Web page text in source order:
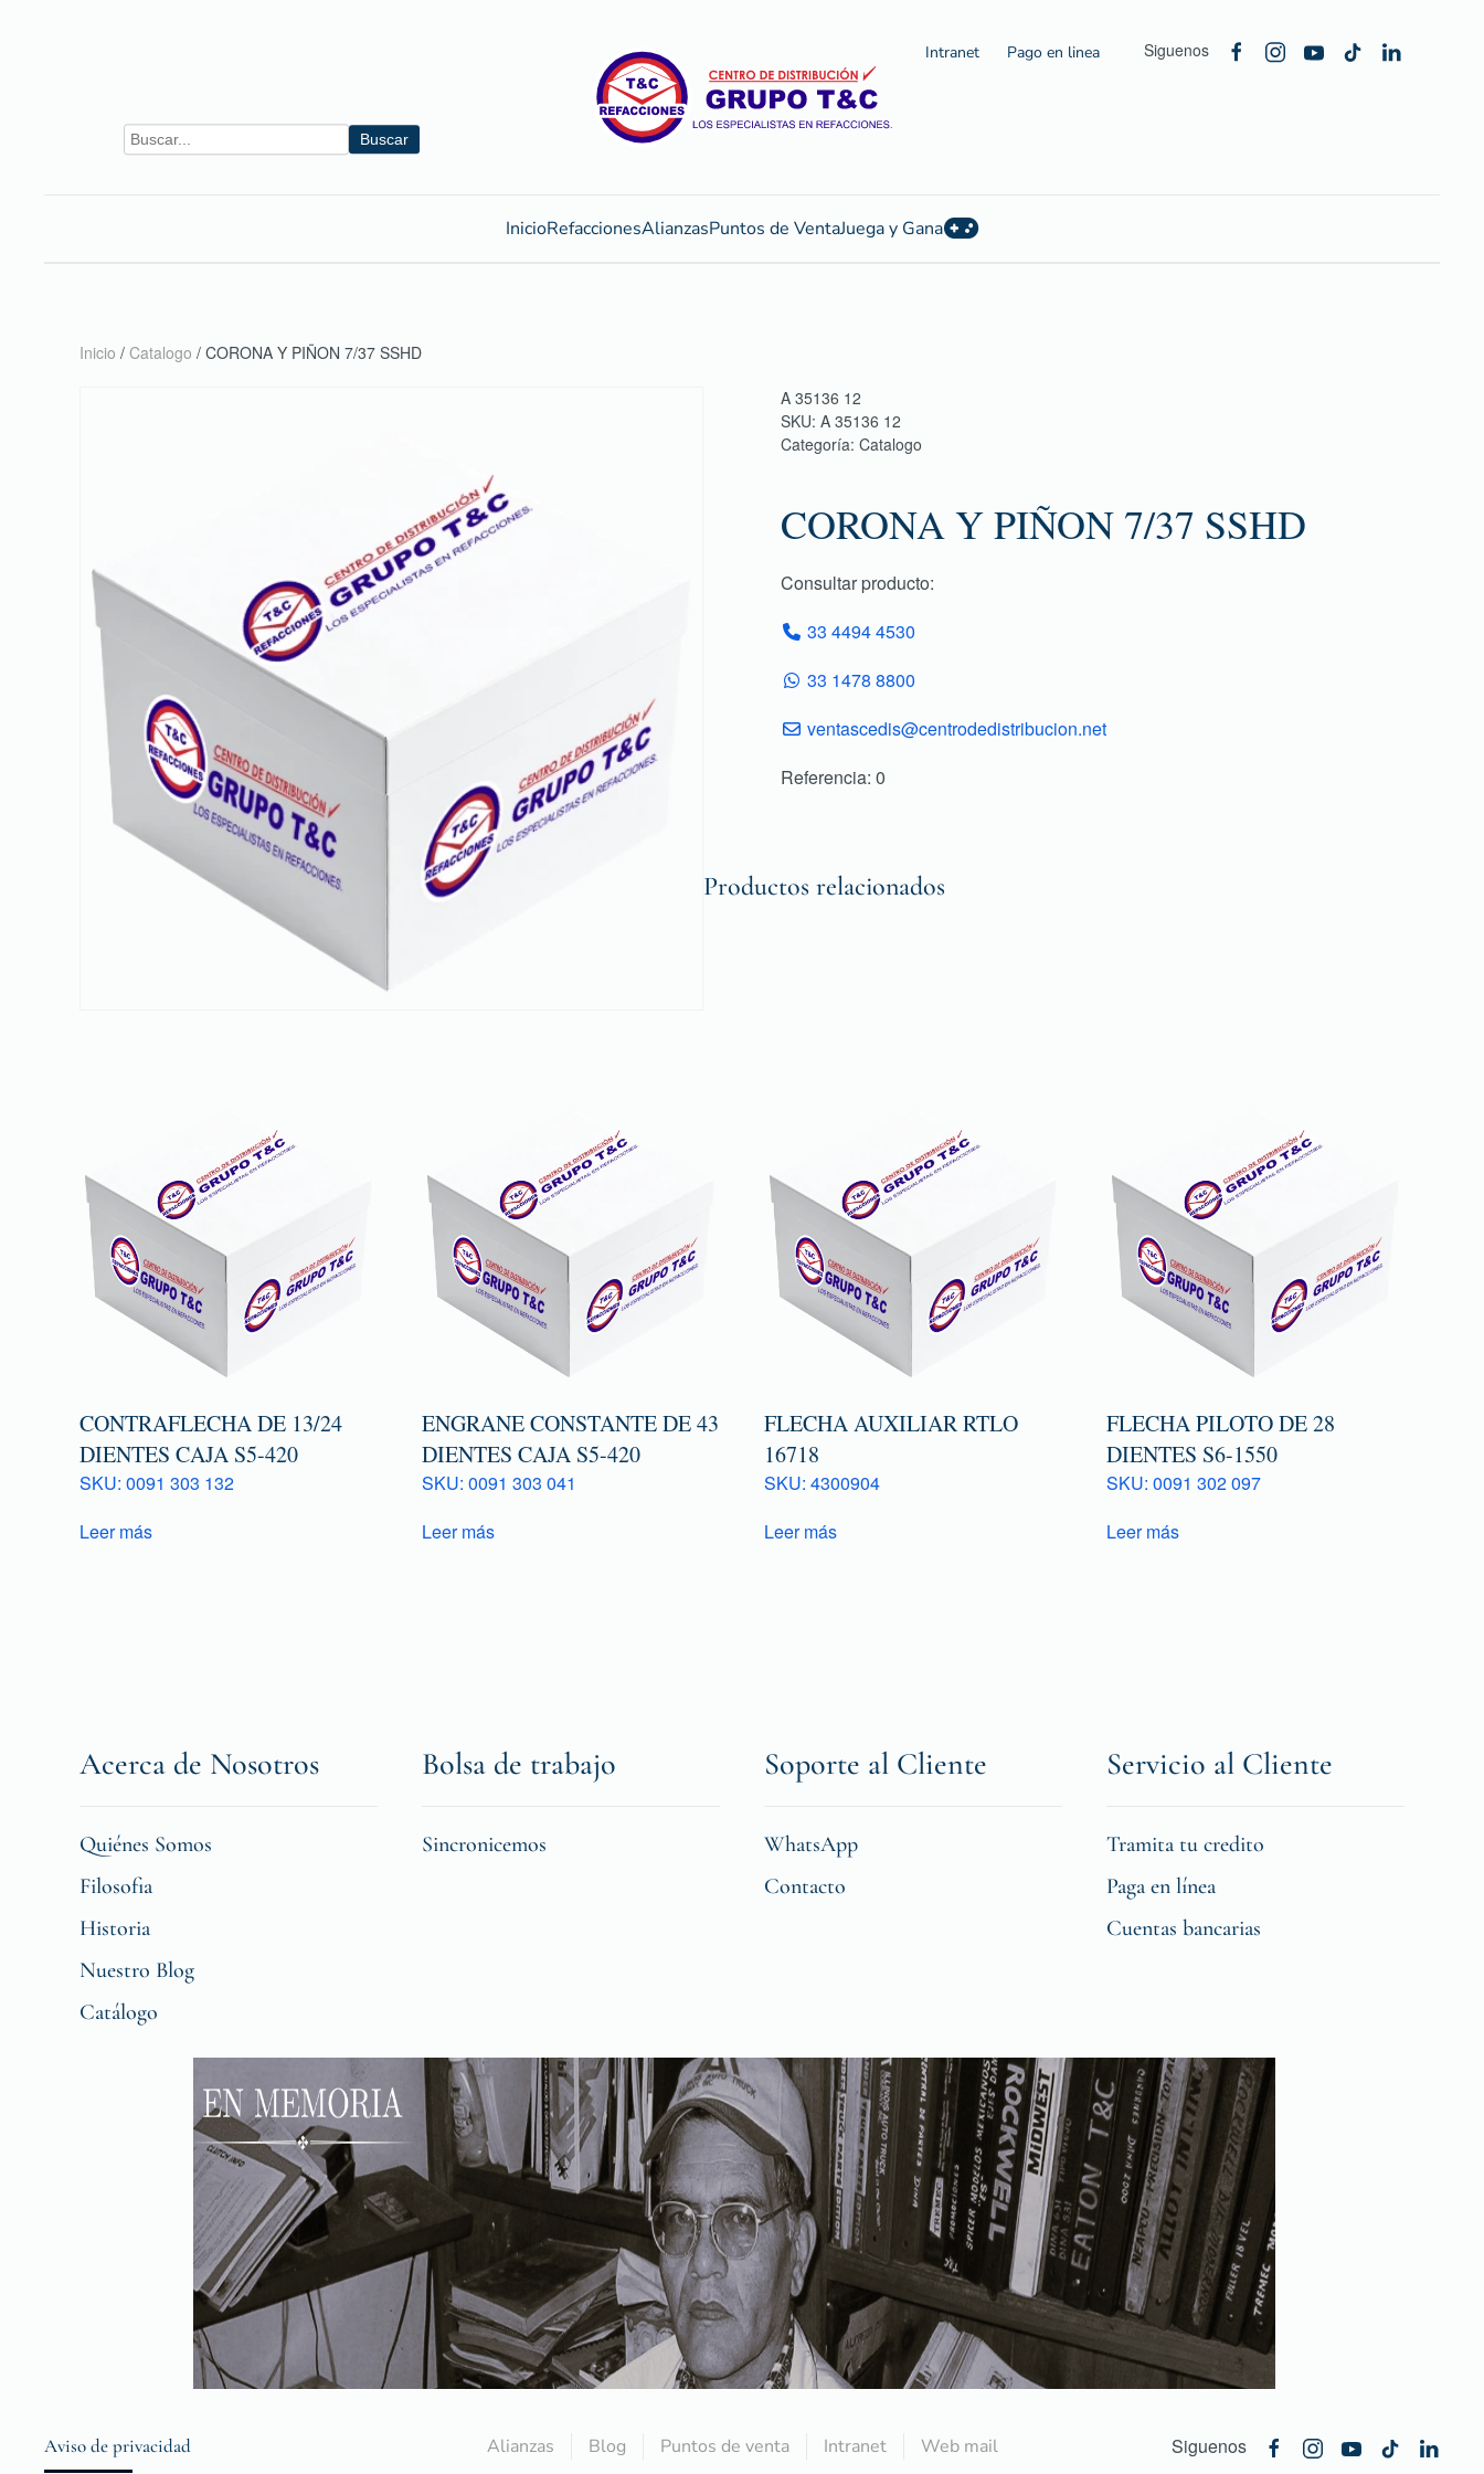
Buscar
Intranet Pago en linea Siguenos
InicioRefaccionesAlianzasPuntos de VentaJuega y Gana
Inicio / Catalogo / CORONA Y PIÑON 7/37 SSHD
A 35136 12
SKU: A 35136 12
Categoría: Catalogo
CORONA Y PIÑON 7/37 SSHD
Consultar producto:
33 4494 4530
33 1478 8800
ventascedis@centrodedistribucion.net
Referencia: 0
Productos relacionados
CONTRAFLECHA DE 13/24
DIENTES CAJA S5-420
SKU: 0091 303 132
Leer más
ENGRANE CONSTANTE DE 43
DIENTES CAJA S5-420
SKU: 0091 303 041
Leer más
FLECHA AUXILIAR RTLO
16718
SKU: 4300904
Leer más
FLECHA PILOTO DE 28
DIENTES S6-1550
SKU: 0091 302 097
Leer más
Acerca de Nosotros
Quiénes Somos
Filosofia
Historia
Nuestro Blog
Catálogo
Bolsa de trabajo
Sincronicemos
Soporte al Cliente
WhatsApp
Contacto
Servicio al Cliente
Tramita tu credito
Paga en línea
Cuentas bancarias
Aviso de privacidad Alianzas Blog Puntos de venta Intranet Web mail Siguenos